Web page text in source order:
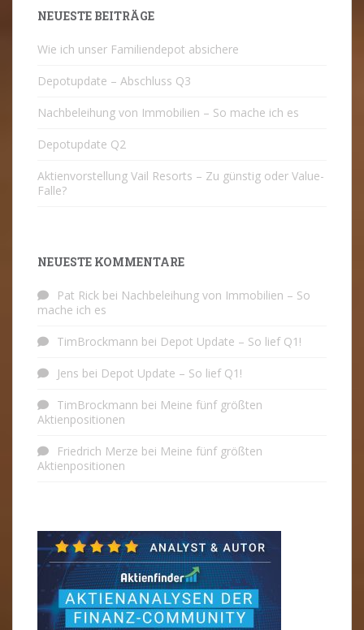
NEUESTE BEITRÄGE
Wie ich unser Familiendepot absichere
Depotupdate – Abschluss Q3
Nachbeleihung von Immobilien – So mache ich es
Depotupdate Q2
Aktienvorstellung Vail Resorts – Zu günstig oder Value-
Falle?
NEUESTE KOMMENTARE
Pat Rick bei Nachbeleihung von Immobilien – So
mache ich es
TimBrockmann bei Depot Update – So lief Q1!
Jens bei Depot Update – So lief Q1!
TimBrockmann bei Meine fünf größten
Aktienpositionen
Friedrich Merze bei Meine fünf größten
Aktienpositionen